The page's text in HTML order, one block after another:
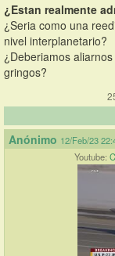
¿Estan realmente
¿Seria como una
nivel interplanetario?
¿Deberiamos
gringos?
Anónimo 12/Feb/23
Youtube: